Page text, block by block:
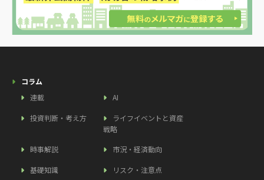
コラム
連載
AI
投資判断・考え方
ライフイベントと資産
戦略
時事解説
市況・経済動向
基礎知識 リスク・注意点